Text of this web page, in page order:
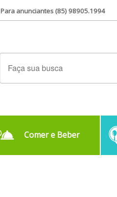
Para anunciantes (85) 98905.1994
Comer e Beber